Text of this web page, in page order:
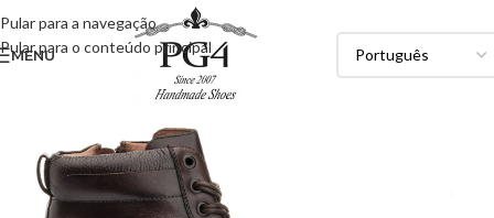
Pular para a navegação
Pular para o conteúdo principal
MENU